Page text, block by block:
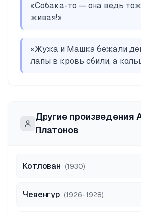
«Собака-то — она ведь
живая!»
«Жужа и Машка бежали
лапы в кровь сбили, а
Другие произведения
Платонов
Котлован (1930)
Чевенгур (1926-1928)